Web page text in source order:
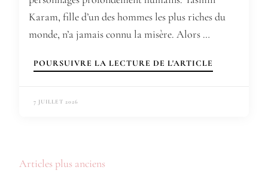
Karam, fille d’un des hommes les plus riches du
monde, n’a jamais connu la misère. Alors …
POURSUIVRE LA LECTURE DE L'ARTICLE
7 JUILLET 2026
Navigation
Articles plus anciens